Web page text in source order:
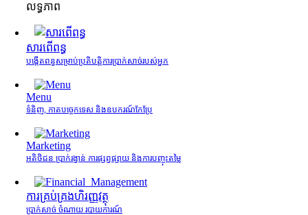
លទ្ធភាព
សារពើពន្ធ
បង្កើតពន្ធសម្រាប់ប្រតិបត្តិការប្រាក់សាច់របស់អ្នក
Menu
ទំនិញ, កាតបច្ចេកទេស និងឧបករណ៍កែប្រែ
Marketing
អតិថិជន ប្រាក់រង្វាន់ ការផ្សព្វផ្សាយ និងការបញ្ចុះតម្លៃ
ការគ្រប់គ្រង​ហិរញ្ញវត្ថុ
ប្រាក់សាច់ ចំណាយ របាយការណ៍